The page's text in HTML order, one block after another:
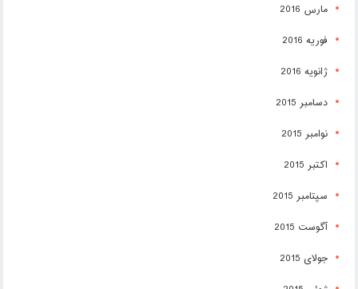
مارس 2016
فوریه 2016
ژانویه 2016
دسامبر 2015
نوامبر 2015
اکتبر 2015
سپتامبر 2015
آگوست 2015
جولای 2015